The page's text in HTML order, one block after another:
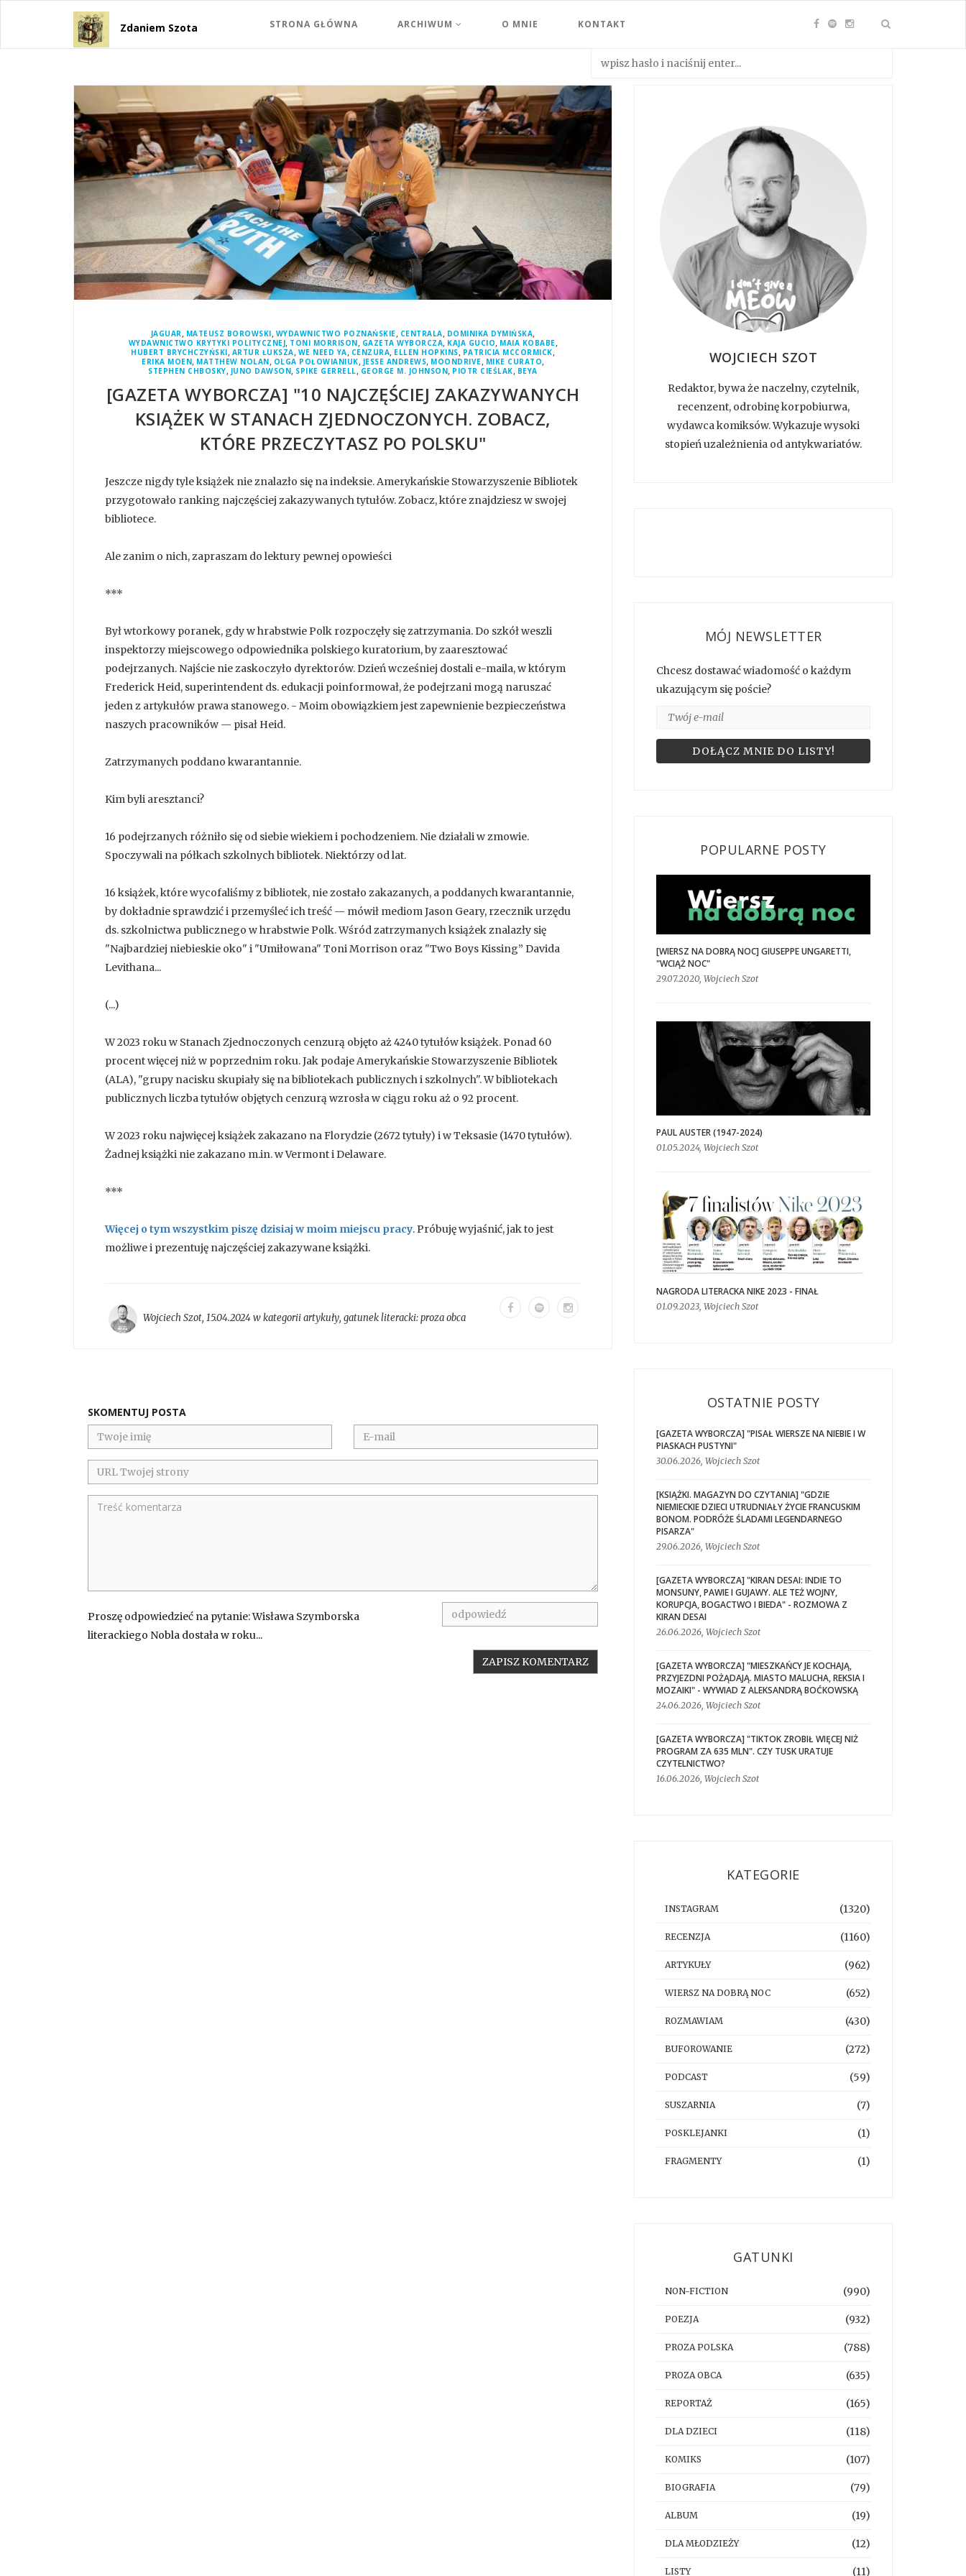
Zdaniem Szota STRONA GŁÓWNA ARCHIWUM O MNIE KONTAKT
JAGUAR , MATEUSZ BOROWSKI, WYDAWNICTWO POZNAŃSKIE, CENTRALA, DOMINIKA DYMIŃSKA,
WYDAWNICTWO KRYTYKI POLITYCZNEJ, TONI MORRISON, GAZETA WYBORCZA, KAJA GUCIO, MAIA KOBABE,
HUBERT BRYCHCZYŃSKI, ARTUR ŁUKSZA, WE NEED YA, CENZURA, ELLEN HOPKINS, PATRICIA MCCORMICK,
ERIKA MOEN, MATTHEW NOLAN, OLGA POŁOWIANIUK, JESSE ANDREWS, MOONDRIVE, MIKE CURATO,
STEPHEN CHBOSKY, JUNO DAWSON, SPIKE GERRELL, GEORGE M. JOHNSON, PIOTR CIEŚLAK, BEYA
[GAZETA WYBORCZA] "10 NAJCZĘŚCIEJ ZAKAZYWANYCH
KSIĄŻEK W STANACH ZJEDNOCZONYCH. ZOBACZ,
KTÓRE PRZECZYTASZ PO POLSKU"
Jeszcze nigdy tyle książek nie znalazło się na indeksie. Amerykańskie Stowarzyszenie Bibliotek
przygotowało ranking najczęściej zakazywanych tytułów. Zobacz, które znajdziesz w swojej
bibliotece.
Ale zanim o nich, zapraszam do lektury pewnej opowieści
***
Był wtorkowy poranek, gdy w hrabstwie Polk rozpoczęły się zatrzymania. Do szkół weszli
inspektorzy miejscowego odpowiednika polskiego kuratorium, by zaaresztować
podejrzanych. Najście nie zaskoczyło dyrektorów. Dzień wcześniej dostali e-maila, w którym
Frederick Heid, superintendent ds. edukacji poinformował, że podejrzani mogą naruszać
jeden z artykułów prawa stanowego. - Moim obowiązkiem jest zapewnienie bezpieczeństwa
naszych pracowników — pisał Heid.
Zatrzymanych poddano kwarantannie.
Kim byli aresztanci?
16 podejrzanych różniło się od siebie wiekiem i pochodzeniem. Nie działali w zmowie.
Spoczywali na półkach szkolnych bibliotek. Niektórzy od lat.
16 książek, które wycofaliśmy z bibliotek, nie zostało zakazanych, a poddanych kwarantannie,
by dokładnie sprawdzić i przemyśleć ich treść — mówił mediom Jason Geary, rzecznik urzędu
ds. szkolnictwa publicznego w hrabstwie Polk. Wśród zatrzymanych książek znalazły się
"Najbardziej niebieskie oko" i "Umiłowana" Toni Morrison oraz "Two Boys Kissing” Davida
Levithana...
(...)
W 2023 roku w Stanach Zjednoczonych cenzurą objęto aż 4240 tytułów książek. Ponad 60
procent więcej niż w poprzednim roku. Jak podaje Amerykańskie Stowarzyszenie Bibliotek
(ALA), "grupy nacisku skupiały się na bibliotekach publicznych i szkolnych". W bibliotekach
publicznych liczba tytułów objętych cenzurą wzrosła w ciągu roku aż o 92 procent.
W 2023 roku najwięcej książek zakazano na Florydzie (2672 tytuły) i w Teksasie (1470 tytułów).
Żadnej książki nie zakazano m.in. w Vermont i Delaware.
***
Więcej o tym wszystkim piszę dzisiaj w moim miejscu pracy. Próbuję wyjaśnić, jak to jest
możliwe i prezentuję najczęściej zakazywane książki.
Wojciech Szot, 15.04.2024 w kategoriiartykuły, gatunek literacki:proza obca
SKOMENTUJ POSTA
Proszę odpowiedzieć na pytanie: Wisława Szymborska
literackiego Nobla dostała w roku...
WOJCIECH SZOT
Redaktor, bywa że naczelny, czytelnik,
recenzent, odrobinę korpobiurwa,
wydawca komiksów. Wykazuje wysoki
stopień uzależnienia od antykwariatów.
MÓJ NEWSLETTER
Chcesz dostawać wiadomość o każdym
ukazującym się poście?
POPULARNE POSTY
[WIERSZ NA DOBRĄ NOC] GIUSEPPE UNGARETTI,
"WCIĄŻ NOC"
29.07.2020, Wojciech Szot
PAUL AUSTER (1947-2024)
01.05.2024, Wojciech Szot
NAGRODA LITERACKA NIKE 2023 - FINAŁ
01.09.2023, Wojciech Szot
OSTATNIE POSTY
[GAZETA WYBORCZA] "PISAŁ WIERSZE NA NIEBIE I W
PIASKACH PUSTYNI"
30.06.2026, Wojciech Szot
[KSIĄŻKI. MAGAZYN DO CZYTANIA] "GDZIE
NIEMIECKIE DZIECI UTRUDNIAŁY ŻYCIE FRANCUSKIM
BONOM. PODRÓŻE ŚLADAMI LEGENDARNEGO
PISARZA"
29.06.2026, Wojciech Szot
[GAZETA WYBORCZA] "KIRAN DESAI: INDIE TO
MONSUNY, PAWIE I GUJAWY. ALE TEŻ WOJNY,
KORUPCJA, BOGACTWO I BIEDA" - ROZMOWA Z
KIRAN DESAI
26.06.2026, Wojciech Szot
[GAZETA WYBORCZA] "MIESZKAŃCY JE KOCHAJĄ,
PRZYJEZDNI POŻĄDAJĄ. MIASTO MALUCHA, REKSIA I
MOZAIKI" - WYWIAD Z ALEKSANDRĄ BOĆKOWSKĄ
24.06.2026, Wojciech Szot
[GAZETA WYBORCZA] "TIKTOK ZROBIŁ WIĘCEJ NIŻ
PROGRAM ZA 635 MLN". CZY TUSK URATUJE
CZYTELNICTWO?
16.06.2026, Wojciech Szot
KATEGORIE
INSTAGRAM (1320)
RECENZJA (1160)
ARTYKUŁY (962)
WIERSZ NA DOBRĄ NOC (652)
ROZMAWIAM (430)
BUFOROWANIE (272)
PODCAST (59)
SUSZARNIA (7)
POSKLEJANKI (1)
FRAGMENTY (1)
GATUNKI
NON-FICTION (990)
POEZJA (932)
PROZA POLSKA (788)
PROZA OBCA (635)
REPORTAŻ (165)
DLA DZIECI (118)
KOMIKS (107)
BIOGRAFIA (79)
ALBUM (19)
DLA MŁODZIEŻY (12)
LISTY (11)